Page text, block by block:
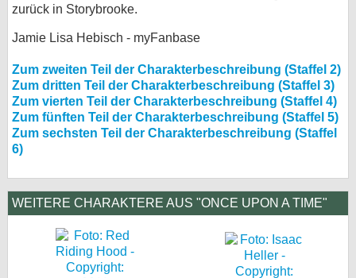
zurück in Storybrooke.
Jamie Lisa Hebisch - myFanbase
Zum zweiten Teil der Charakterbeschreibung (Staffel 2)
Zum dritten Teil der Charakterbeschreibung (Staffel 3)
Zum vierten Teil der Charakterbeschreibung (Staffel 4)
Zum fünften Teil der Charakterbeschreibung (Staffel 5)
Zum sechsten Teil der Charakterbeschreibung (Staffel
6)
WEITERE CHARAKTERE AUS "ONCE UPON A TIME"